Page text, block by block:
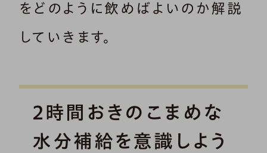
をどのように飲めばよいのか解説
していきます。
2時間おきのこまめな
水分補給を意識しよう